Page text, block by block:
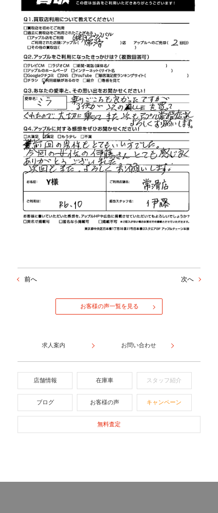
前へ 次へ
お客様の声一覧を見る
求人案内 お問い合わせ
店舗情報 在庫車 スタッフ紹介
ブログ お客様の声 キャンペーン
無料査定